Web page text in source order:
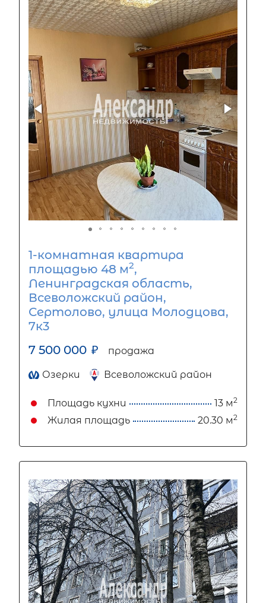
1-комнатная квартира
площадью 48 м2,
Ленинградская область,
Всеволожский район,
Сертолово, улица Молодцова,
7к3
7 500 000 ₽ продажа
Озерки Всеволожский район
Площадь кухни 13 м2
Жилая площадь 20.30 м2